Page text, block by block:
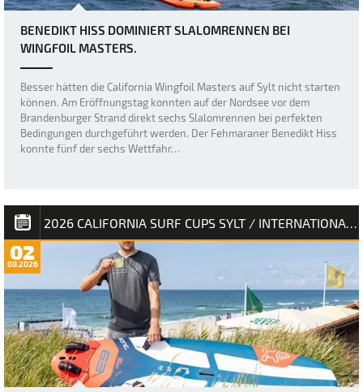
BENEDIKT HISS DOMINIERT SLALOMRENNEN BEI
WINGFOIL MASTERS.
Besser hätten die California Wingfoil Masters auf Sylt nicht starten
können. Am Eröffnungstag konnten auf der Nordsee vor dem
Brandenburger Strand direkt sechs Slalomrennen bei perfekten
Bedingungen durchgeführt werden. Der Fehmaraner Benedikt Hiss
konnte fünf der sechs Wettfahr…
2026 CALIFORNIA SURF CUPS SYLT / INTERNATIONALE DEUTSCHE MEISTERSCHAFT
02
08.2026